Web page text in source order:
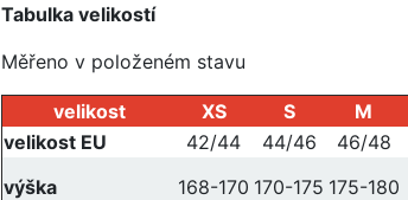
Tabulka velikostí
Měřeno v položeném stavu
velikost XS S M
velikost EU
42/44 44/46 46/48
výška
168-170 170-175 175-180